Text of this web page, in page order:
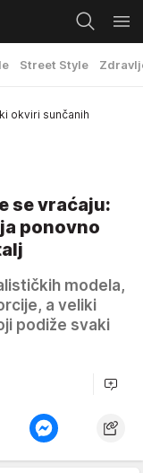
Street Style
okviri sunčanih
se vraćaju:
ponovno
modela,
a veliki
podiže svaki